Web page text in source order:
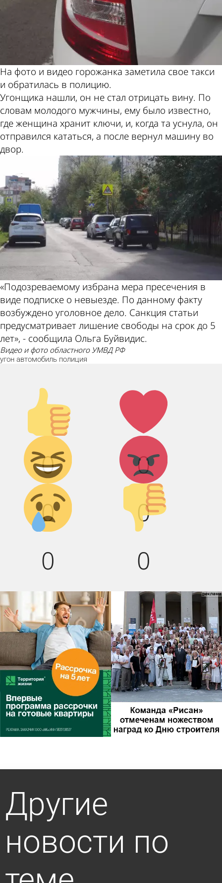
На фото и видео горожанка заметила свое такси
и обратилась в полицию.
Угонщика нашли, он не стал отрицать вину. По
словам молодого мужчины, ему было известно,
где женщина хранит ключи, и, когда та уснула, он
отправился кататься, а после вернул машину во
двор.
«Подозреваемому избрана мера пресечения в
виде подписке о невыезде. По данному факту
возбуждено уголовное дело. Санкция статьи
предусматривает лишение свободы на срок до 5
лет», - сообщила Ольга Буйвидис.
видео и фото областного УМВД РФ
угон автомобиль полиция
Палец
вверх!
0
Лайк!
0
Дикий
смех!
0
Агрессия!
0
Грусть :(
0
Палец
вниз!
0
Другие
новости по